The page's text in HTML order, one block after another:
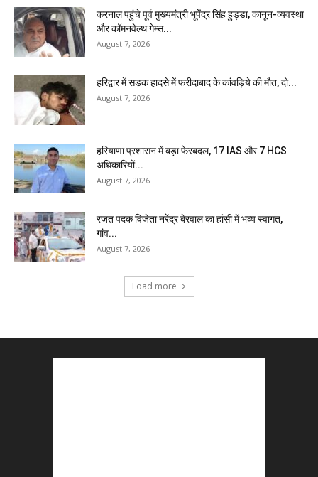
करनाल पहुंचे पूर्व मुख्यमंत्री भूपेंद्र सिंह हुड्डा, कानून-व्यवस्था
और कॉमनवेल्थ गेम्स...
August 7, 2026
हरिद्वार में सड़क हादसे में फरीदाबाद के कांवड़िये की मौत, दो...
August 7, 2026
हरियाणा प्रशासन में बड़ा फेरबदल, 17 IAS और 7 HCS
अधिकारियों...
August 7, 2026
रजत पदक विजेता नरेंद्र बेरवाल का हांसी में भव्य स्वागत,
गांव...
August 7, 2026
Load more